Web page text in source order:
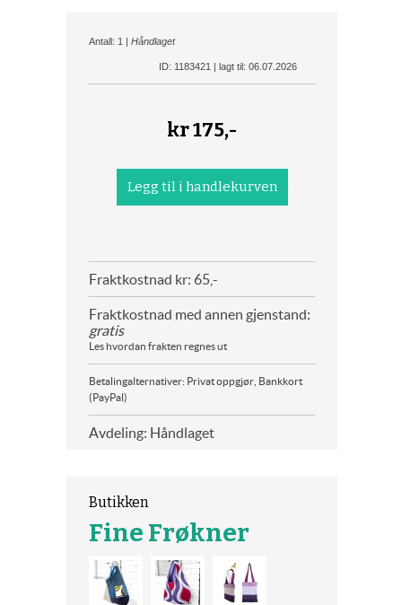
Antall: 1 | Håndlaget
ID: 1183421 | lagt til: 06.07.2026
kr175,-
Fraktkostnad kr: 65,-
Fraktkostnad med annen gjenstand:
gratis
Les hvordan frakten regnes ut
Betalingalternativer: Privat oppgjør, Bankkort
(PayPal)
Avdeling: Håndlaget
Butikken
Fine Frøkner